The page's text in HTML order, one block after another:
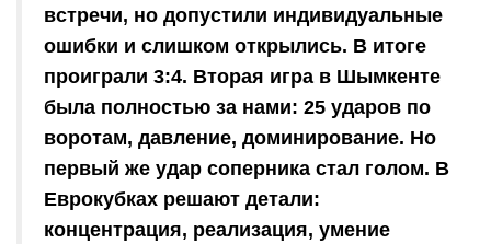
встречи, но допустили индивидуальные
ошибки и слишком открылись. В итоге
проиграли 3:4. Вторая игра в Шымкенте
была полностью за нами: 25 ударов по
воротам, давление, доминирование. Но
первый же удар соперника стал голом. В
Еврокубках решают детали:
концентрация, реализация, умение